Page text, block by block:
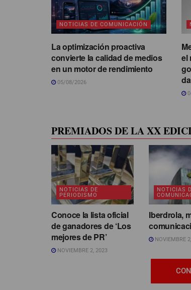
NOTICIAS DE COMUNICACIÓN
La optimización proactiva
convierte la calidad de medios
en un motor de rendimiento
05/08/2026
el
PREMIADOS DE LA XX
NOTICIAS DE
PERIODISMO
Conoce la lista oficial
de ganadores de ‘Los
mejores de PR’
NOVIEMBRE 2, 2023
NOTICIAS
Iberdrola,
NOVIEMBRE